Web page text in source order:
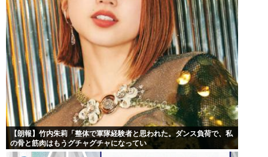
【朗報】竹内朱莉「整体で軍隊経験者と思われた。ダンス負荷で、私
の骨と筋肉はもうグチャグチャになってい